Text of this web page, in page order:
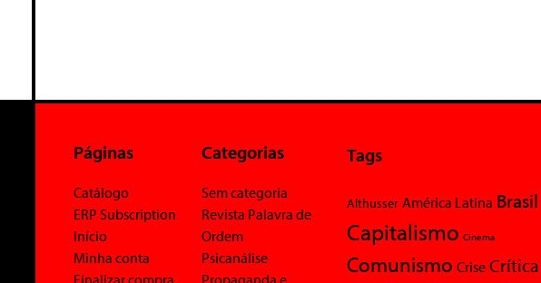
Páginas
Catálogo
ERP Subscription
Início
Minha conta
Categorias
Sem categoria
Revista Palavra de
Ordem
Psicanálise
Tags
Althusser América Latina Brasil
Capitalismo Cinema
Comunismo Crise Crítica